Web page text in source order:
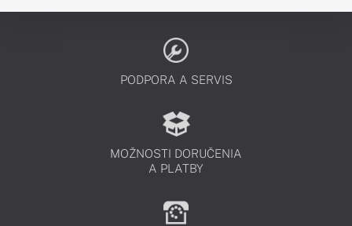
PODPORA A SERVIS
MOŽNOSTI DORUČENIA
A PLATBY